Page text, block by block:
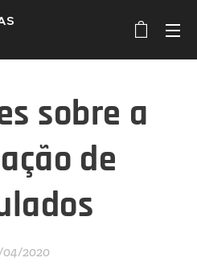
sobre a
de
04/2020